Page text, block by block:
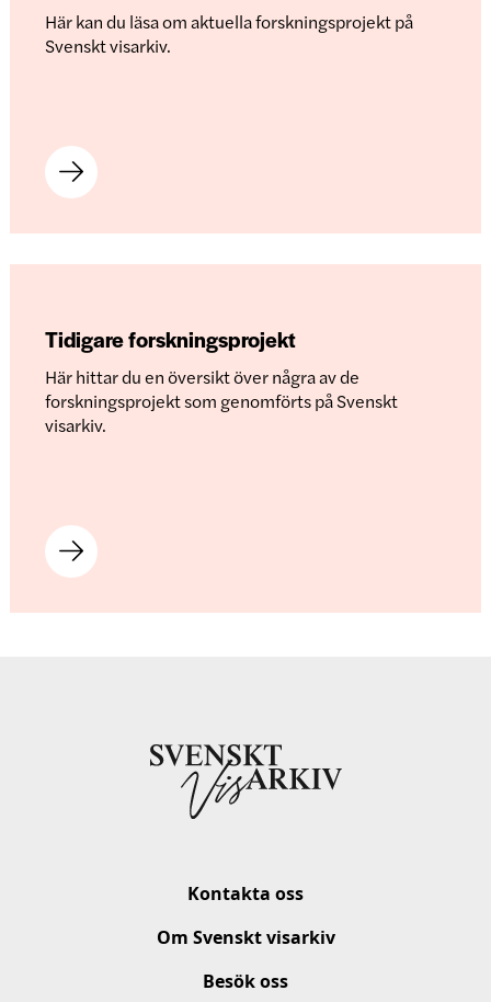
Här kan du läsa om aktuella forskningsprojekt på
Svenskt visarkiv.
Tidigare forskningsprojekt
Här hittar du en översikt över några av de
forskningsprojekt som genomförts på Svenskt
visarkiv.
Kontakta oss
Om Svenskt visarkiv
Besök oss